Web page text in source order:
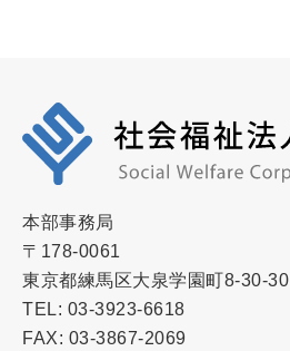
本部事務局
〒178-0061
東京都練馬区大泉学園町8-30-30
TEL: 03-3923-6618
FAX: 03-3867-2069